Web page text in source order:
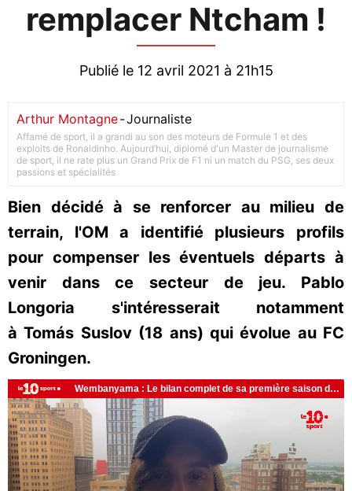
remplacer Ntcham !
Publié le 12 avril 2021 à 21h15
Arthur Montagne-Journaliste
Affamé de sport, il a grandi au son des moteurs de Formule 1 et des
exploits de Ronaldinho. Aujourd’hui, diplomé d'un Master de journalisme
de sport, il ne rate plus un Grand Prix de F1 ni un match du PSG, ses deux
passions et spécialités
Bien décidé à se renforcer au milieu de
terrain, l'OM a identifié plusieurs profils
pour compenser les éventuels départs à
venir dans ce secteur de jeu. Pablo
Longoria s'intéresserait notamment
à Tomás Suslov (18 ans) qui évolue au FC
Groningen.